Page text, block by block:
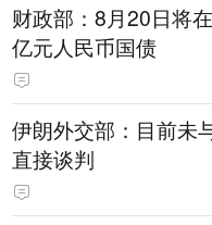
财政部：8月20日将
亿元人民币国债
伊朗外交部：目前未
直接谈判